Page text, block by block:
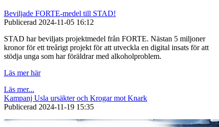
Beviljade FORTE-medel till STAD!
Publicerad 2024-11-05 16:12
STAD har beviljats projektmedel från FORTE. Nästan 5 miljoner
kronor för ett treårigt projekt för att utveckla en digital insats för att
stödja unga som har föräldrar med alkoholproblem.
Läs mer här
Läs mer...
Kampanj Usla ursäkter och Krogar mot Knark
Publicerad 2024-11-19 15:35